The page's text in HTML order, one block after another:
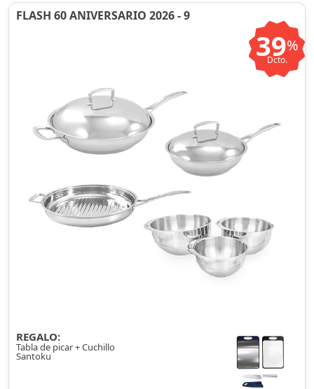
FLASH 60 ANIVERSARIO 2026 - 9
39%
Dcto.
REGALO:
Tabla de picar + Cuchillo
Santoku